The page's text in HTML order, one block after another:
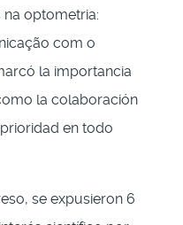
na optometria:
com o
la importancia
la colaboración
en todo
se expusieron 6